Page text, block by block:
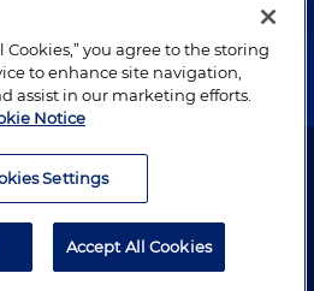
© 1996–2026 Holland & Knight LLP.
Cookies,” you agree to the storing
to enhance site navigation,
assist in our marketing efforts.
Notice
Settings
Accept All Cookies